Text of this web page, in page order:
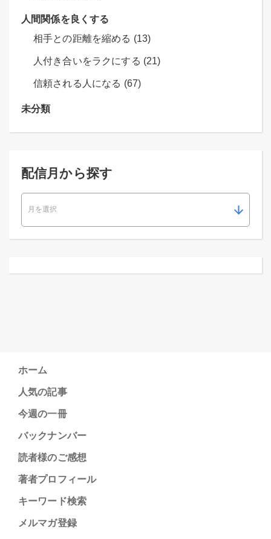
人間関係を良くする
相手との距離を縮める (13)
人付き合いをラクにする (21)
信頼される人になる (67)
未分類
配信月から探す
ホーム
人気の記事
今週の一冊
バックナンバー
読者様のご感想
著者プロフィール
キーワード検索
メルマガ登録